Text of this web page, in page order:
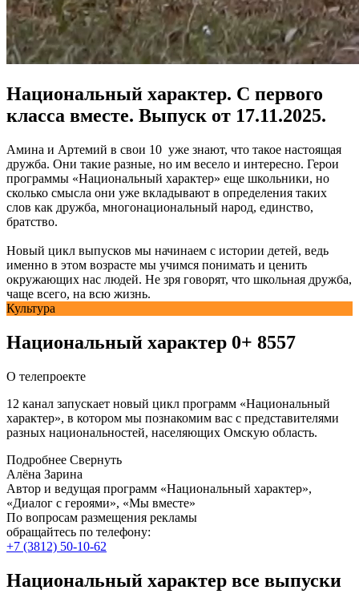
Национальный характер. С первого
класса вместе. Выпуск от 17.11.2025.
Амина и Артемий в свои 10 уже знают, что такое настоящая
дружба. Они такие разные, но им весело и интересно. Герои
программы «Национальный характер» еще школьники, но
сколько смысла они уже вкладывают в определения таких
слов как дружба, многонациональный народ, единство,
братство.
Новый цикл выпусков мы начинаем с истории детей, ведь
именно в этом возрасте мы учимся понимать и ценить
окружающих нас людей. Не зря говорят, что школьная дружба,
чаще всего, на всю жизнь.
Культура
Национальный характер 0+ 8557
О телепроекте
12 канал запускает новый цикл программ «Национальный
характер», в котором мы познакомим вас с представителями
разных национальностей, населяющих Омскую область.
Подробнее Свернуть
Алёна Зарина
Автор и ведущая программ «Национальный характер»,
«Диалог с героями», «Мы вместе»
По вопросам размещения рекламы
обращайтесь по телефону:
+7 (3812) 50-10-62
Национальный характер все выпуски